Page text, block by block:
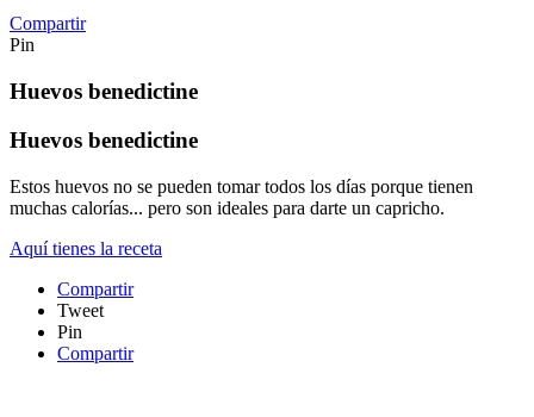
Compartir
Pin
Huevos benedictine
Huevos benedictine
Estos huevos no se pueden tomar todos los días porque tienen
muchas calorías... pero son ideales para darte un capricho.
Aquí tienes la receta
Compartir
Tweet
Pin
Compartir